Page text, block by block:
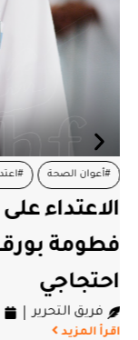
#الدواء #العلاج
حركة حق:
امتيازا
بتحمّل
الحق في